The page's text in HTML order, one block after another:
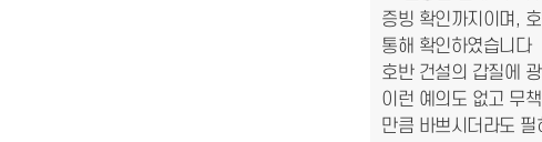
증빙 확인까지이며,
통해 확인하였습니다
호반 건설의 갑질에
이런 예의도 없고 무
만큼 바쁘시더라도